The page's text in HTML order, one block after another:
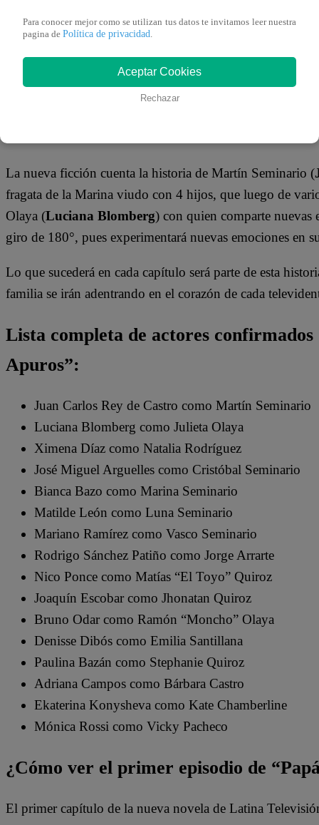
La nueva ficción cuenta la historia de Martín Seminario (
fragata de la Marina viudo con 4 hijos, que luego de
Olaya (Luciana Blomberg) con quien comparte nuevas
giro de 180°, pues experimentará nuevas emociones en
Lo que sucederá en cada capítulo será parte de esta
familia se irán adentrando en el corazón de cada
Lista completa de actores
Apuros”:
Juan Carlos Rey de Castro como Martín Seminario
Luciana Blomberg como Julieta Olaya
Ximena Díaz como Natalia Rodríguez
José Miguel Arguelles como Cristóbal Seminario
Bianca Bazo como Marina Seminario
Matilde León como Luna Seminario
Mariano Ramírez como Vasco Seminario
Rodrigo Sánchez Patiño como Jorge Arrarte
Nico Ponce como Matías “El Toyo” Quiroz
Joaquín Escobar como Jhonatan Quiroz
Bruno Odar como Ramón “Moncho” Olaya
Denisse Dibós como Emilia Santillana
Paulina Bazán como Stephanie Quiroz
Adriana Campos como Bárbara Castro
Ekaterina Konysheva como Kate Chamberline
Mónica Rossi como Vicky Pacheco
¿Cómo ver el primer episodio de
El primer capítulo de la nueva novela de Latina
Para conocer mejor como se utilizan tus datos te invitamos leer nuestra
pagina de Política de privacidad.
Aceptar Cookies
Rechazar